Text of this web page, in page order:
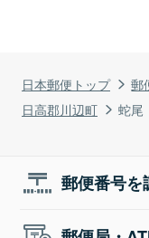
日本郵便トップ 郵
日高郡川辺町
蛇尾
郵便番号を